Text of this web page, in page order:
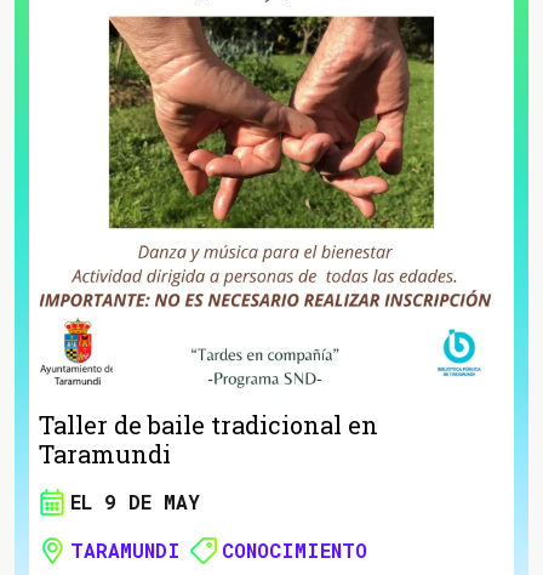
Taller de baile tradicional en
Taramundi
EL 9 DE MAY
TARAMUNDI
CONOCIMIENTO